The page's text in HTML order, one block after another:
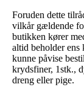
Foruden dette
vilkår gældende
butikken kører
altid beholder ens
kunne påvise
krydsfiner, 1stk.,
dreng eller pige.